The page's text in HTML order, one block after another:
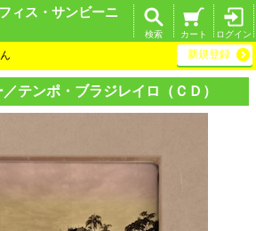
ィス・サンビーニ
ログイン
カート
検索
新規登録
／テンポ・ブラジレイロ（ＣＤ ）